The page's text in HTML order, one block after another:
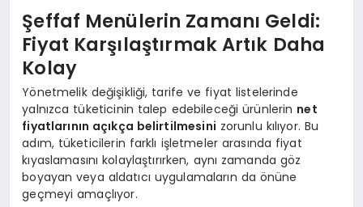
Şeffaf Menülerin Zamanı Geldi:
Fiyat Karşılaştırmak Artık Daha
Kolay
Yönetmelik değişikliği, tarife ve fiyat listelerinde
yalnızca tüketicinin talep edebileceği ürünlerin net
fiyatlarının açıkça belirtilmesini zorunlu kılıyor. Bu
adım, tüketicilerin farklı işletmeler arasında fiyat
kıyaslamasını kolaylaştırırken, aynı zamanda göz
boyayan veya aldatıcı uygulamaların da önüne
geçmeyi amaçlıyor.